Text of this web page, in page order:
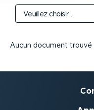
Aucun document trouvé